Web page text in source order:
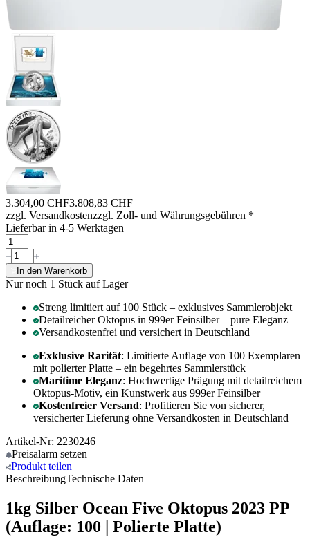
3.304,00 CHF3.808,83 CHF
zzgl. Versandkostenzzgl. Zoll- und Währungsgebühren *
Lieferbar in 4-5 Werktagen
In den Warenkorb
Nur noch 1 Stück auf Lager
Streng limitiert auf 100 Stück – exklusives Sammlerobjekt
Detailreicher Oktopus in 999er Feinsilber – pure Eleganz
Versandkostenfrei und versichert in Deutschland
Exklusive Rarität: Limitierte Auflage von 100 Exemplaren
mit polierter Platte – ein begehrtes Sammlerstück
Maritime Eleganz: Hochwertige Prägung mit detailreichem
Oktopus-Motiv, ein Kunstwerk aus 999er Feinsilber
Kostenfreier Versand: Profitieren Sie von sicherer,
versicherter Lieferung ohne Versandkosten in Deutschland
Artikel-Nr: 2230246
Preisalarm setzen
Produkt teilen
BeschreibungTechnische Daten
1kg Silber Ocean Five Oktopus 2023 PP
(Auflage: 100 | Polierte Platte)